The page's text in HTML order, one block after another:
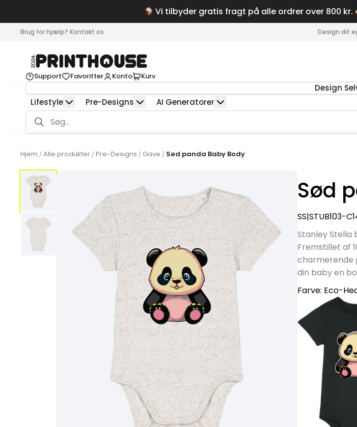
Vi tilbyder gratis fragt på alle ordrer over 800 kr.
Brug for hjælp? Kontakt os Design dit
Support Favoritter Konto Kurv
Design
Lifestyle
Pre-Designs AI Generatorer
Products
search
Hjem / Alle produkter / Pre-Designs / Gave / Sød panda Baby Body
Sød
SS|STUB103-
Stanley Stella
Fremstillet af
charmerende
din baby en
Farve: Eco-